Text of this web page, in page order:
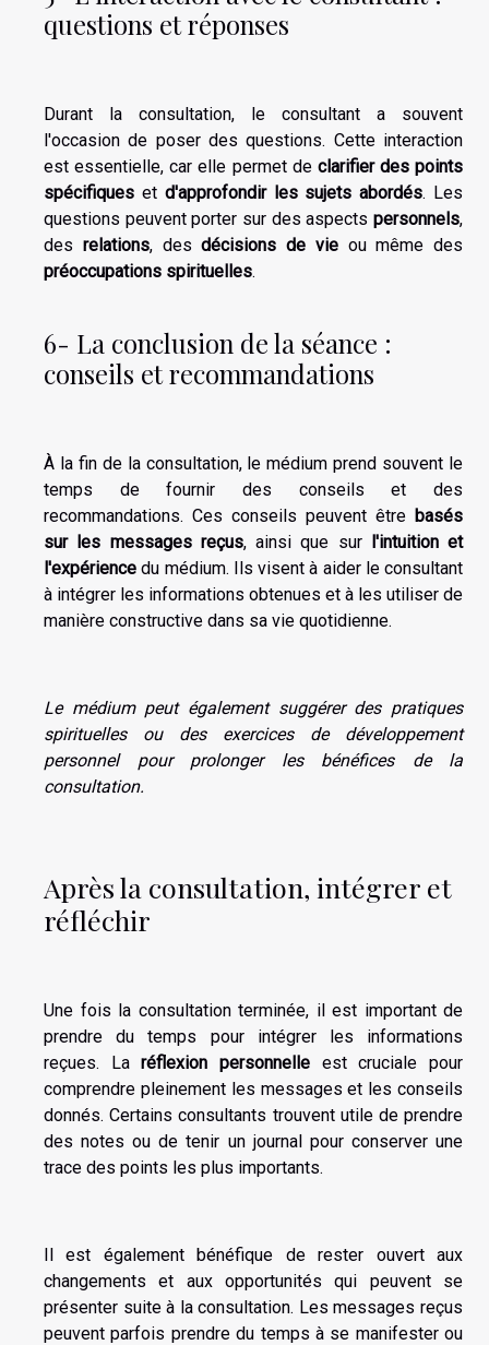
questions et réponses
Durant la consultation, le consultant a souvent
l'occasion de poser des questions. Cette interaction
est essentielle, car elle permet de clarifier des points
spécifiques et d'approfondir les sujets abordés. Les
questions peuvent porter sur des aspects personnels,
des relations, desdécisions de vie ou même des
préoccupations spirituelles.
6- La conclusion de la séance :
conseils et recommandations
À la fin de la consultation, le médium prend souvent le
temps de fournir des conseils et des
recommandations. Ces conseils peuvent être basés
sur les messages reçus, ainsi que sur l'intuition et
l'expérience du médium. Ils visent à aider le consultant
à intégrer les informations obtenues et à les utiliser de
manière constructive dans sa vie quotidienne.
Le médium peut également suggérer des pratiques
spirituelles ou des exercices de développement
personnel pour prolonger les bénéfices de la
consultation.
Après la consultation, intégrer et
réfléchir
Une fois la consultation terminée, il est important de
prendre du temps pour intégrer les informations
reçues. Laréflexion personnelle est cruciale pour
comprendre pleinement les messages et les conseils
donnés. Certains consultants trouvent utile de prendre
des notes ou de tenir un journal pour conserver une
trace des points les plus importants.
Il est également bénéfique de rester ouvert aux
changements et aux opportunités qui peuvent se
présenter suite à la consultation. Les messages reçus
peuvent parfois prendre du temps à se manifester ou